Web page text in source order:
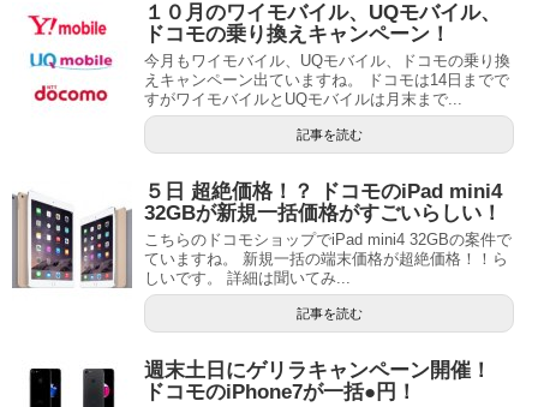
１０月のワイモバイル、UQモバイル、
ドコモの乗り換えキャンペーン！
今月もワイモバイル、UQモバイル、ドコモの乗り換
えキャンペーン出ていますね。 ドコモは14日までで
すがワイモバイルとUQモバイルは月末まで...
記事を読む
５日 超絶価格！？ ドコモのiPad mini4
32GBが新規一括価格がすごいらしい！
こちらのドコモショップでiPad mini4 32GBの案件で
ていますね。 新規一括の端末価格が超絶価格！！ら
しいです。 詳細は聞いてみ...
記事を読む
週末土日にゲリラキャンペーン開催！
ドコモのiPhone7が一括●円！